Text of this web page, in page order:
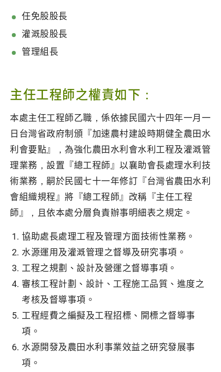
任免股股長
灌溉股股長
管理組長
主任工程師之權責如下：
本處主任工程師乙職，係依據民國六十四年一月一
日台灣省政府制頒『加速農村建設時期健全農田水
利會要點』，為強化農田水利會水利工程及灌溉管
理業務，設置『總工程師』以襄助會長處理水利技
術業務，嗣於民國七十一年修訂『台灣省農田水利
會組織規程』將『總工程師』改稱『主任工程
師』，且依本處分層負責辦事明細表之規定。
協助處長處理工程及管理方面技術性業務。
水源運用及灌溉管理之督導及研究事項。
工程之規劃、設計及營運之督導事項。
審核工程計劃、設計、工程施工品質、進度之
考核及督導事項。
工程經費之編擬及工程招標、開標之督導事
項。
水源開發及農田水利事業效益之研究發展事
項。